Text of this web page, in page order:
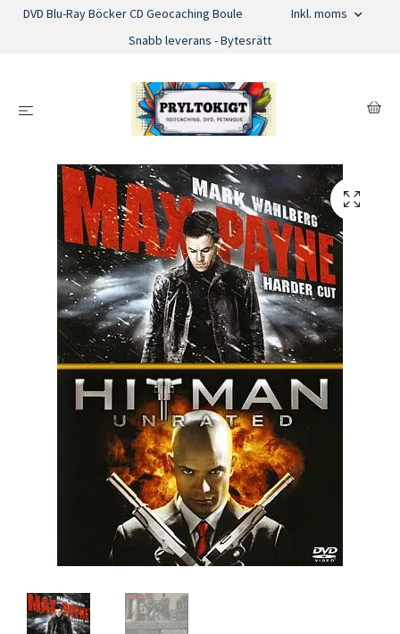
DVD Blu-Ray Böcker CD Geocaching Boule
Inkl. moms
Snabb leverans - Bytesrätt